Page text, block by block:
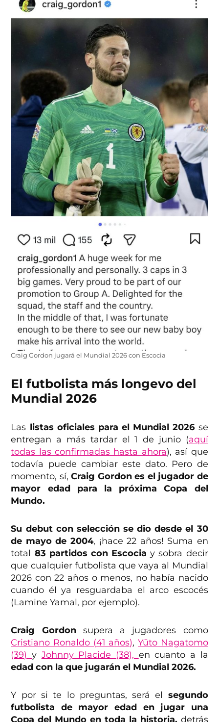
Craig Gordon jugará el Mundial 2026 con Escocia
El futbolista más longevo del
Mundial 2026
Las listas oficiales para el Mundial 2026 se
entregan a más tardar el 1 de junio (aquí
todas las confirmadas hasta ahora), así que
todavía puede cambiar este dato. Pero de
momento, sí,Craig Gordon es el jugador de
mayor edad para la próxima Copa del
Mundo.
Su debut con selección se dio desde el 30
de mayo de 2004, ¡hace 22 años! Suma en
total 83 partidos con Escociay sobra decir
que cualquier futbolista que vaya al Mundial
2026 con 22 años o menos, no había nacido
cuando él ya resguardaba el arco escocés
(Lamine Yamal, por ejemplo).
Craig Gordonsupera a jugadores como
Cristiano Ronaldo (41 años), Yūto Nagatomo
(39)y Johnny Placide (38), en cuanto a la
edad con la que jugarán el Mundial 2026.
Y por si te lo preguntas, será el segundo
futbolista de mayor edad en jugar una
Copa del Mundo en toda la historia, detrás